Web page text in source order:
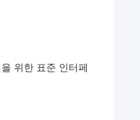
위한 표준 인터페